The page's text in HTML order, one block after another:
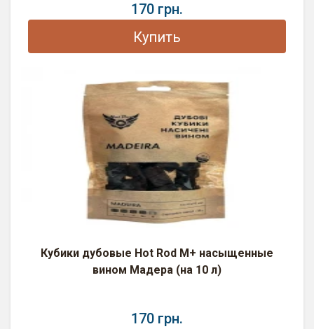
170 грн.
Купить
Кубики дубовые Hot Rod M+ насыщенные
вином Мадера (на 10 л)
170 грн.